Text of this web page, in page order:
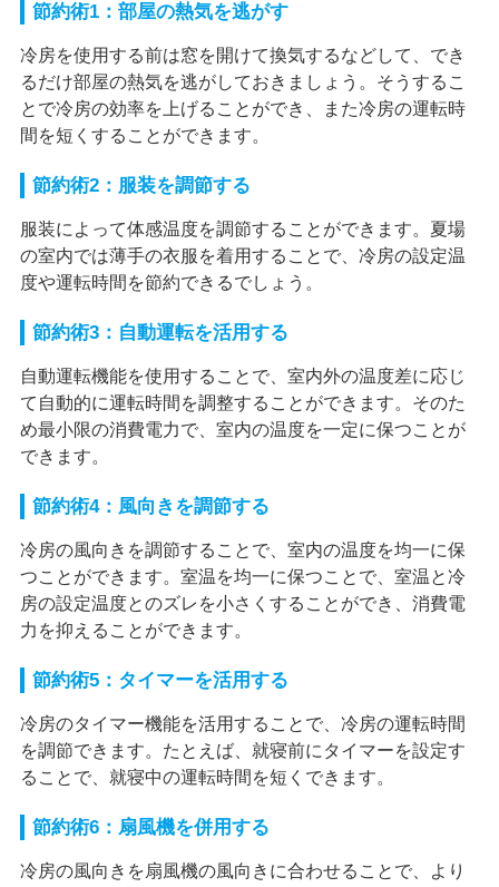
節約術1：部屋の熱気を逃がす
冷房を使用する前は窓を開けて換気するなどして、でき
るだけ部屋の熱気を逃がしておきましょう。そうするこ
とで冷房の効率を上げることができ、また冷房の運転時
間を短くすることができます。
節約術2：服装を調節する
服装によって体感温度を調節することができます。夏場
の室内では薄手の衣服を着用することで、冷房の設定温
度や運転時間を節約できるでしょう。
節約術3：自動運転を活用する
自動運転機能を使用することで、室内外の温度差に応じ
て自動的に運転時間を調整することができます。そのた
め最小限の消費電力で、室内の温度を一定に保つことが
できます。
節約術4：風向きを調節する
冷房の風向きを調節することで、室内の温度を均一に保
つことができます。室温を均一に保つことで、室温と冷
房の設定温度とのズレを小さくすることができ、消費電
力を抑えることができます。
節約術5：タイマーを活用する
冷房のタイマー機能を活用することで、冷房の運転時間
を調節できます。たとえば、就寝前にタイマーを設定す
ることで、就寝中の運転時間を短くできます。
節約術6：扇風機を併用する
冷房の風向きを扇風機の風向きに合わせることで、より